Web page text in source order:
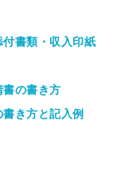
書類・収入印紙
の書き方
き方と記入例